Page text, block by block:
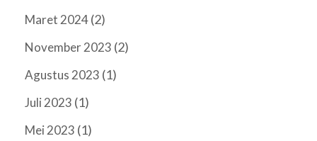
Maret 2024(2)
November 2023 (2)
Agustus 2023 (1)
Juli 2023 (1)
Mei 2023 (1)